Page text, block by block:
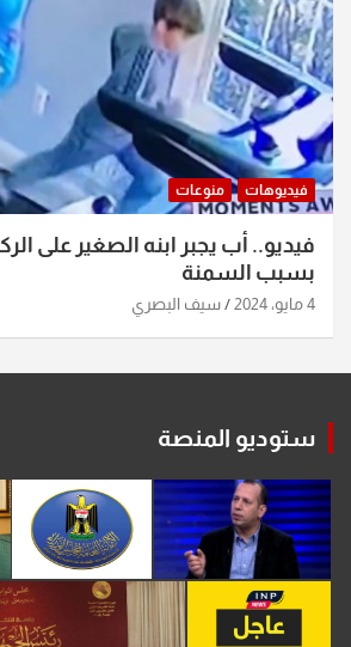
فيديوهات منوعات
فيديو.. أب يجبر ابنه الصغير على
بسبب السمنة
4 مايو، 2024 سيف البصري
ستوديو المنصة